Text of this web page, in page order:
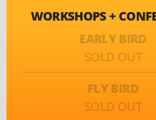
WORKSHOPS +
EARLY BIRD
SOLD OUT
FLY BIRD
SOLD OUT